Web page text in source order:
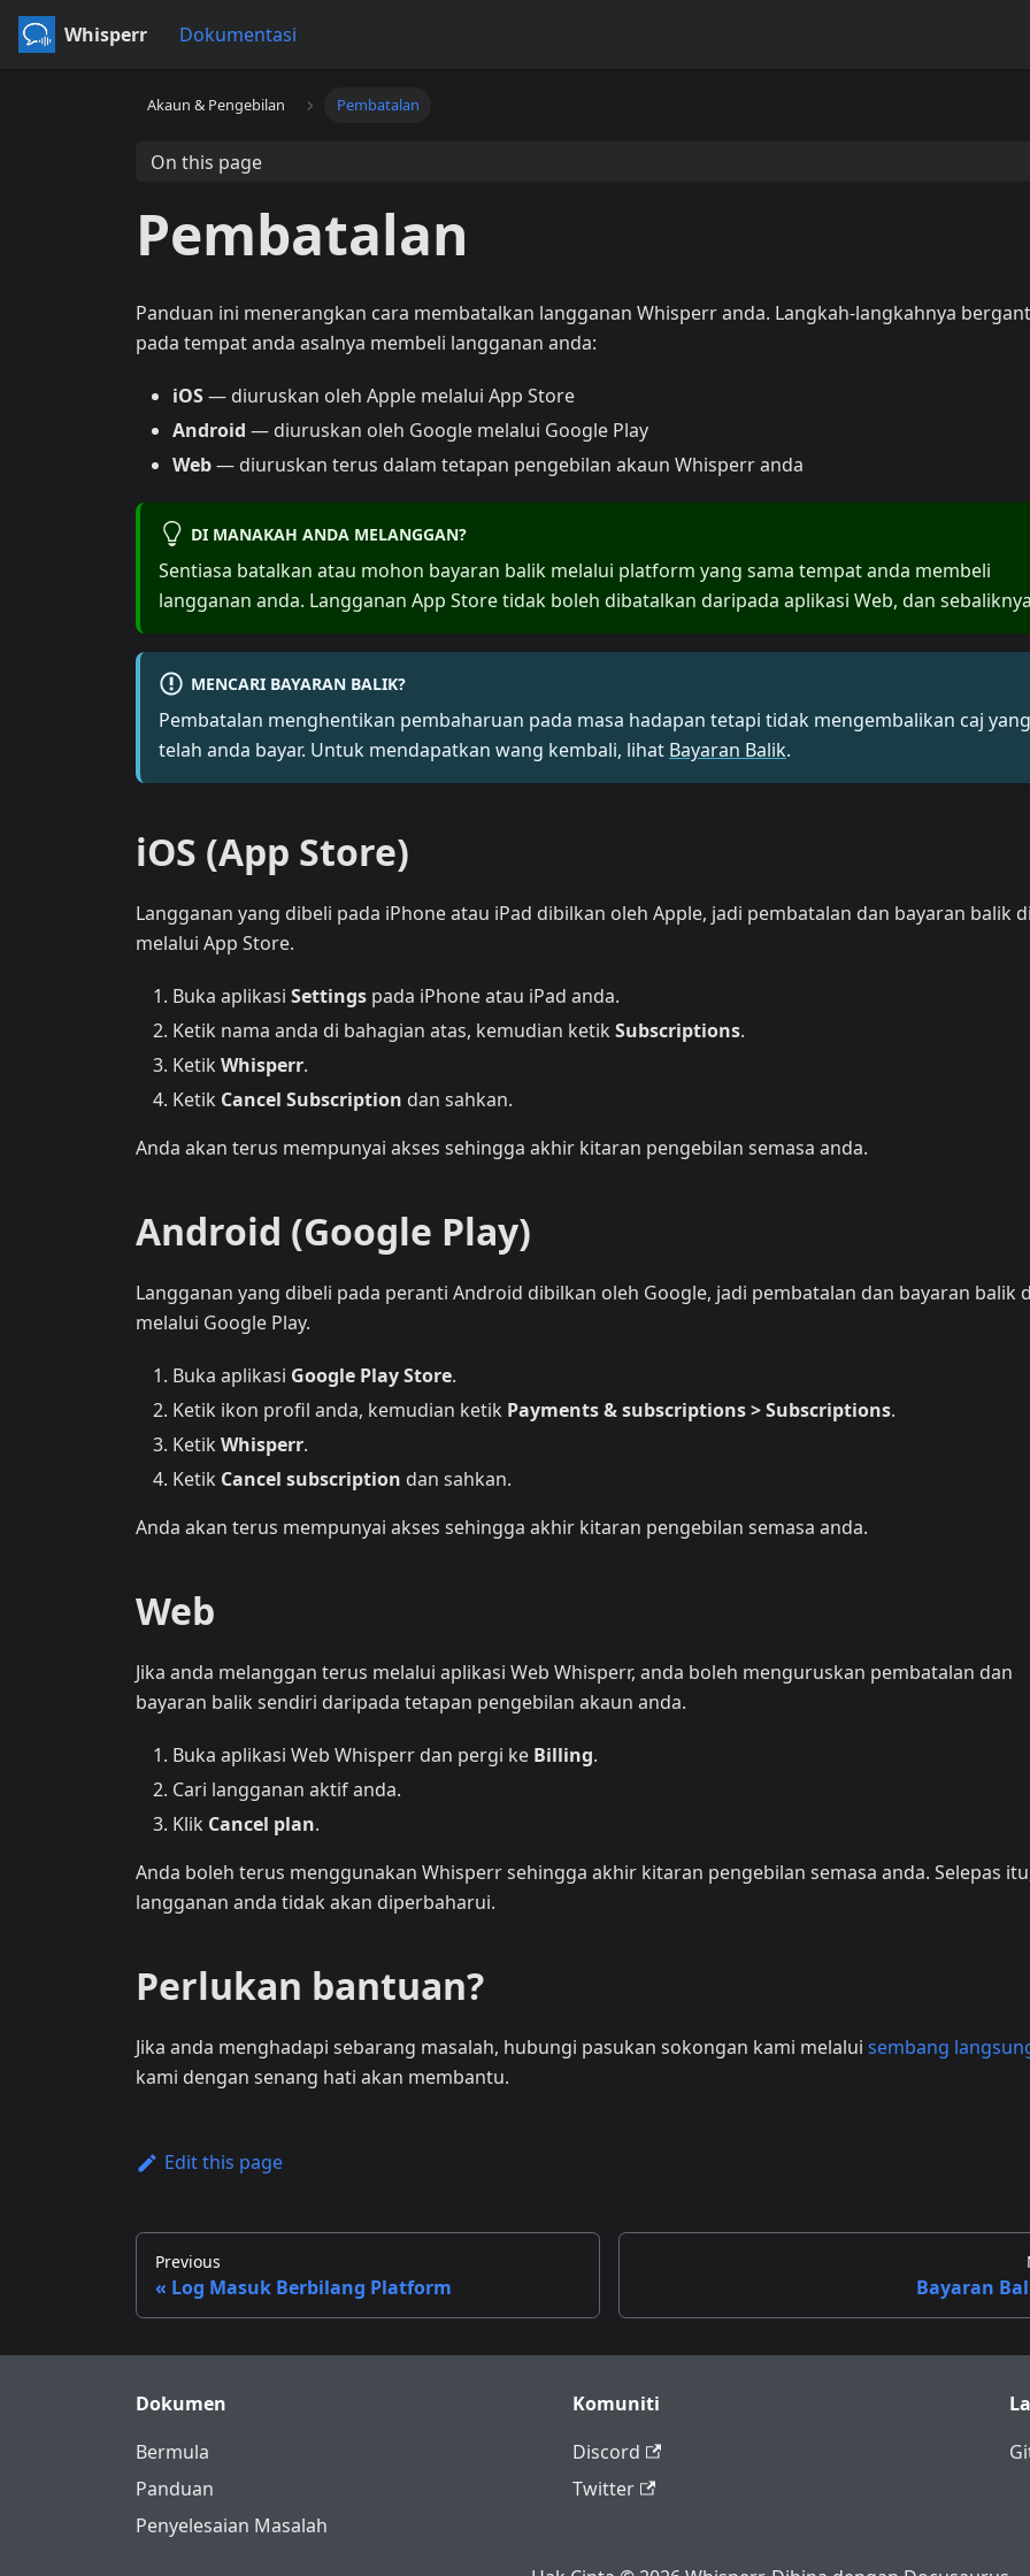
Whisperr Dokumentasi
Akaun & Pengebilan Pembatalan
On this page
Pembatalan
Panduan ini menerangkan cara membatalkan langganan Whisperr anda. Langkah-langkahnya
pada tempat anda asalnya membeli langganan anda:
iOS— diuruskan oleh Apple melalui App Store
Android — diuruskan oleh Google melalui Google Play
Web— diuruskan terus dalam tetapan pengebilan akaun Whisperr anda
DI MANAKAH ANDA MELANGGAN?
Sentiasa batalkan atau mohon bayaran balik melalui platform yang sama tempat anda membeli
langganan anda. Langganan App Store tidak boleh dibatalkan daripada aplikasi Web, dan
MENCARI BAYARAN BALIK?
Pembatalan menghentikan pembaharuan pada masa hadapan tetapi tidak mengembalikan caj yang
telah anda bayar. Untuk mendapatkan wang kembali, lihat Bayaran Balik.
iOS (App Store)
Langganan yang dibeli pada iPhone atau iPad dibilkan oleh Apple, jadi pembatalan dan bayaran balik
melalui App Store.
Buka aplikasi Settings pada iPhone atau iPad anda.
Ketik nama anda di bahagian atas, kemudian ketik Subscriptions.
Ketik Whisperr.
Ketik Cancel Subscription dan sahkan.
Anda akan terus mempunyai akses sehingga akhir kitaran pengebilan semasa anda.
Android (Google Play)
Langganan yang dibeli pada peranti Android dibilkan oleh Google, jadi pembatalan dan bayaran balik
melalui Google Play.
Buka aplikasi Google Play Store.
Ketik ikon profil anda, kemudian ketik Payments & subscriptions > Subscriptions.
Ketik Whisperr.
Ketik Cancel subscription dan sahkan.
Anda akan terus mempunyai akses sehingga akhir kitaran pengebilan semasa anda.
Web
Jika anda melanggan terus melalui aplikasi Web Whisperr, anda boleh menguruskan pembatalan dan
bayaran balik sendiri daripada tetapan pengebilan akaun anda.
Buka aplikasi Web Whisperr dan pergi ke Billing.
Cari langganan aktif anda.
Klik Cancel plan.
Anda boleh terus menggunakan Whisperr sehingga akhir kitaran pengebilan semasa anda. Selepas
langganan anda tidak akan diperbaharui.
Perlukan bantuan?
Jika anda menghadapi sebarang masalah, hubungi pasukan sokongan kami melalui sembang
kami dengan senang hati akan membantu.
Edit this page
Previous
Log Masuk Berbilang Platform Bayaran
Dokumen
Bermula
Panduan
Penyelesaian Masalah
Komuniti
Discord
Twitter